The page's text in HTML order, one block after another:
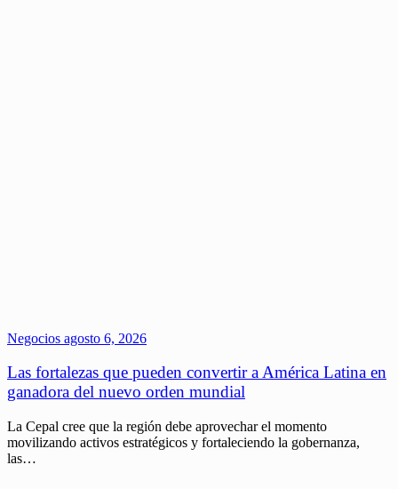
Negocios agosto 6, 2026
Las fortalezas que pueden convertir a América Latina en
ganadora del nuevo orden mundial
La Cepal cree que la región debe aprovechar el momento
movilizando activos estratégicos y fortaleciendo la gobernanza,
las…